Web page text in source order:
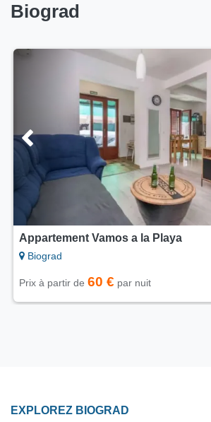
Biograd
Mobil-home Blue Wave
Biograd
Prix à partir de 65 € par nuit
EXPLOREZ BIOGRAD